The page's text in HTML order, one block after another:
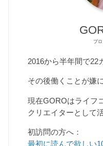
ブ
2016から半年間で22
その後働くことが嫌
現在GOROはライフ
クリエイターとして
初訪問の方へ：
最初に読んで欲しい